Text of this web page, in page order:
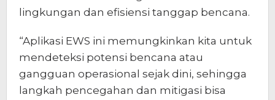
lingkungan dan efisiensi tanggap bencana.
“Aplikasi EWS ini memungkinkan kita untuk
mendeteksi potensi bencana atau
gangguan operasional sejak dini, sehingga
langkah pencegahan dan mitigasi bisa